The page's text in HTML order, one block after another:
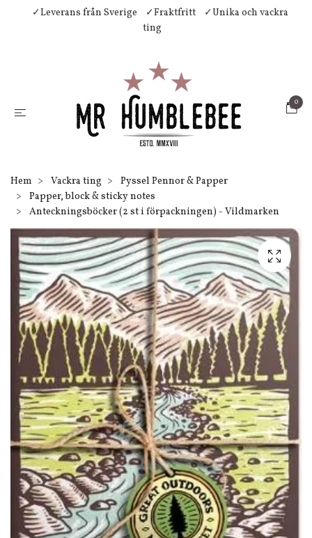
✓Leverans från Sverige ✓Fraktfritt
✓Unika och vackra
ting
0
Hem Vackra ting
Pyssel Pennor & Papper
Papper, block & sticky notes
Anteckningsböcker (2 st i förpackningen) - Vildmarken